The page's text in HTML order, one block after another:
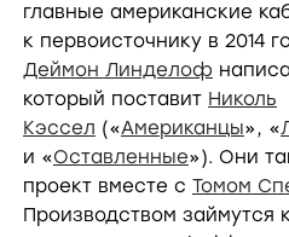
главные американские
к первоисточнику в 2014
Деймон Линделоф
который поставит Николь
Кэссел («Американцы», «
и «Оставленные»). Они
проект вместе с Томом
Производством займутся